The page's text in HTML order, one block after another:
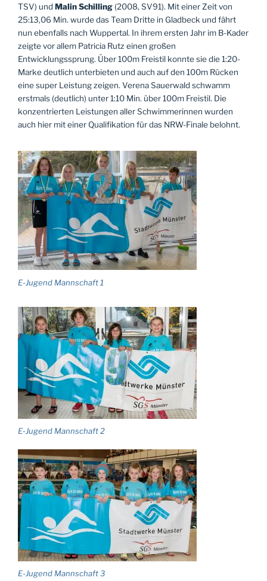
TSV) und Malin Schilling (2008, SV91). Mit einer Zeit von
25:13,06 Min. wurde das Team Dritte in Gladbeck und fährt
nun ebenfalls nach Wuppertal. In ihrem ersten Jahr im B-Kader
zeigte vor allem Patricia Rutz einen großen
Entwicklungssprung. Über 100m Freistil konnte sie die 1:20-
Marke deutlich unterbieten und auch auf den 100m Rücken
eine super Leistung zeigen. Verena Sauerwald schwamm
erstmals (deutlich) unter 1:10 Min. über 100m Freistil. Die
konzentrierten Leistungen aller Schwimmerinnen wurden
auch hier mit einer Qualifikation für das NRW-Finale belohnt.
E-Jugend Mannschaft 1
E-Jugend Mannschaft 2
E-Jugend Mannschaft 3